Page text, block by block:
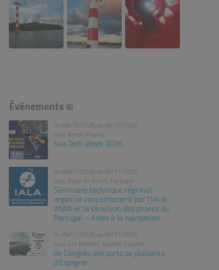
Événements
Du 06/10/2026 au 08/10/2026
Lieu: Brest, France
Sea Tech Week 2026
Du 03/11/2026 au 06/11/2026
Lieu: Paço de Arcos, Portugal
Séminaire technique régional
organisé conjointement par l'IALA-
WWA et la Direction des phares du
Portugal – Aides à la navigation
Du 04/11/2026 au 06/11/2026
Lieu: Las Palmas, Grande Canarie
IIe Congrès des ports de plaisance
d'Espagne